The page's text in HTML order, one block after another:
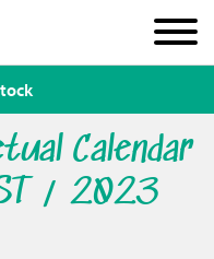
Calendar
/ 2023